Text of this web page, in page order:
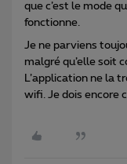
que c’est le mode
fonctionne.
Je ne parviens
malgré qu’elle soit
L’application ne la
wifi. Je dois encore